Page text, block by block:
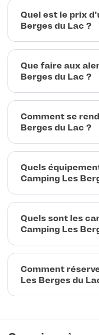
Quel est le prix
Berges du Lac ?
Que faire aux
Berges du Lac ?
Comment se
Berges du Lac ?
Quels
Camping Les
Quels sont les
Camping Les
Comment
Les Berges du